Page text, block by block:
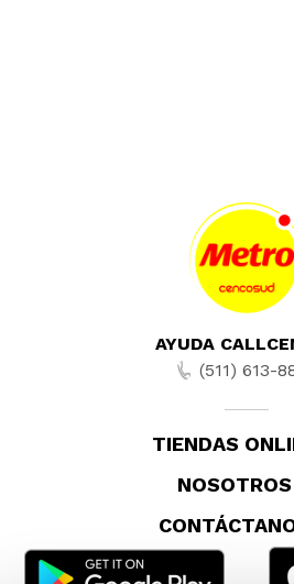
AYUDA
(511) 613-
TIENDAS
NOSOTROS